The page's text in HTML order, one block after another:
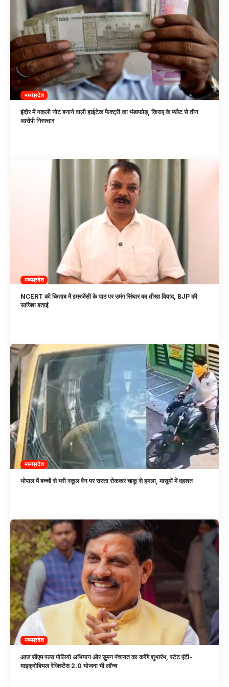
मध्यप्रदेश
इंदौर में नकली नोट बनाने वाली हाईटेक फैक्ट्री का भंडाफोड़, किराए के फ्लैट से तीन
आरोपी गिरफ्तार
मध्यप्रदेश
NCERT की किताब में इमरजेंसी के पाठ पर उमंग सिंघार का तीखा विवाद, BJP की
साजिश बताई
मध्यप्रदेश
भोपाल में बच्चों से भरी स्कूल वैन पर रास्ता रोककर चाकू से हमला, मासूमों में दहशत
मध्यप्रदेश
आज सीएम पल्स पोलियो अभियान और सुमन पंचायत का करेंगे शुभारंभ, स्टेट एंटी-
माइक्रोबियल रेजिस्टेंस 2.0 योजना भी लॉन्च